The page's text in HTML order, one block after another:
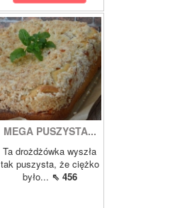
MEGA PUSZYSTA...
Ta drożdżówka wyszła
tak puszysta, że ciężko
było... ⇖ 456